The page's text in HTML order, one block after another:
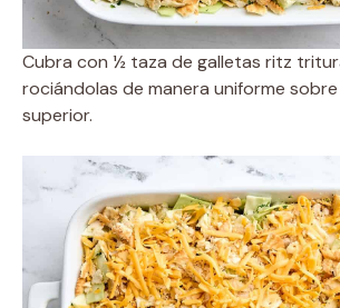
Cubra con ½ taza de galletas ritz
rociándolas de manera uniforme
superior.